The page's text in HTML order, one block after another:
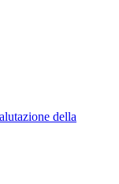
della